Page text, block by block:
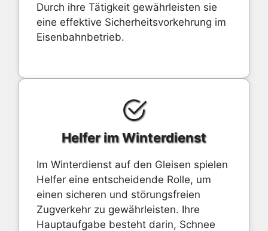
Durch ihre Tätigkeit gewährleisten sie
eine effektive Sicherheitsvorkehrung im
Eisenbahnbetrieb.
Helfer im Winterdienst
Im Winterdienst auf den Gleisen spielen
Helfer eine entscheidende Rolle, um
einen sicheren und störungsfreien
Zugverkehr zu gewährleisten. Ihre
Hauptaufgabe besteht darin, Schnee